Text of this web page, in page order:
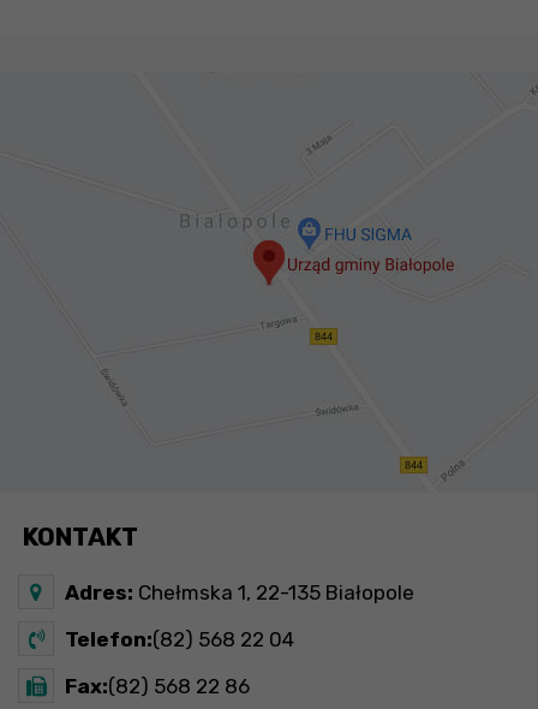
KONTAKT
Adres: Chełmska 1, 22-135 Białopole
Telefon:(82) 568 22 04
Fax:(82) 568 22 86